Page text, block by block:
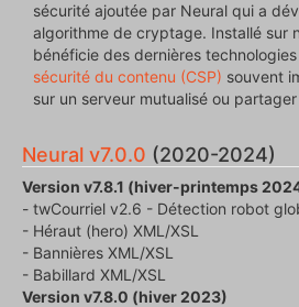
sécurité ajoutée par Neural qui a
algorithme de cryptage. Installé sur
bénéficie des dernières
sécurité du contenu (CSP) souvent
sur un serveur mutualisé ou
Neural v7.0.0 (2020-2024)
Version v7.8.1 (hiver-printemps
- twCourriel v2.6 - Détection robot
- Héraut (hero) XML/XSL
- Bannières XML/XSL
- Babillard XML/XSL
Version v7.8.0 (hiver 2023)